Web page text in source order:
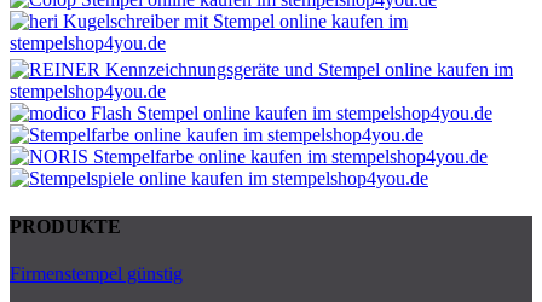
PRODUKTE
Firmenstempel günstig